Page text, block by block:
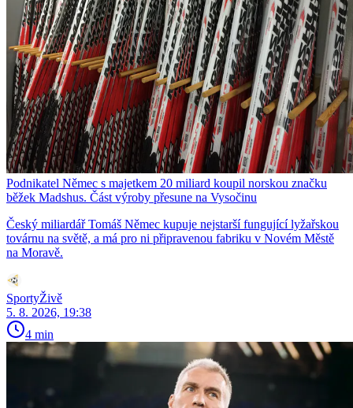
Podnikatel Němec s majetkem 20 miliard koupil norskou značku
běžek Madshus. Část výroby přesune na Vysočinu
Český miliardář Tomáš Němec kupuje nejstarší fungující lyžařskou
továrnu na světě, a má pro ni připravenou fabriku v Novém Městě
na Moravě.
SportyŽivě
5. 8. 2026, 19:38
4 min